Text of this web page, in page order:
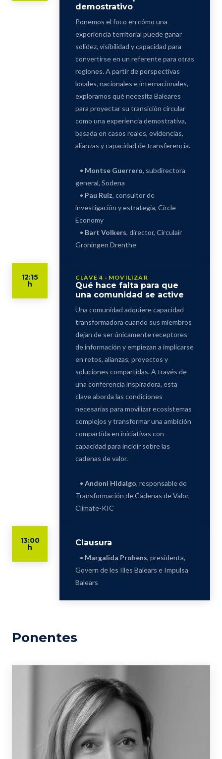
demostrativo
Ponemos el foco en cómo una
experiencia territorial puede ganar
solidez, visibilidad y capacidad para
convertirse en un referente para otras
regiones. A partir de perspectivas
locales, nacionales e internacionales,
exploramos qué necesita Baleares
para proyectar su transición circular
como una experiencia demostrativa,
basada en casos reales, evidencias,
alianzas y capacidad de transferencia.
• Montse Guerrero, subdirectora
general, Sodena
• Pau Ruiz, consultor de
investigación y estrategia, Circle
Economy
• Bart Volkers, director, Circulair
Groningen Drenthe
12:15
h
CLAVE 4 · MOVILIZAR
Qué hace falta para que
una comunidad se active
Una comunidad adquiere capacidad
transformadora cuando sus miembros
dejan de ser únicamente receptores
de información y empiezan a implicarse
en retos, alianzas, proyectos y
soluciones compartidas. A través de
una conferencia inspiradora, esta
clave aborda las condiciones
necesarias para movilizar ecosistemas
complejos y transformar una ambición
compartida en iniciativas con
capacidad para incidir sobre las
cadenas de valor.
• Andoni Hidalgo, responsable de
Transformación de Cadenas de Valor,
Climate-KIC
13:00
h Clausura
• Margalida Prohens, presidenta,
Govern de les Illes Balears e Impulsa
Balears
Ponentes